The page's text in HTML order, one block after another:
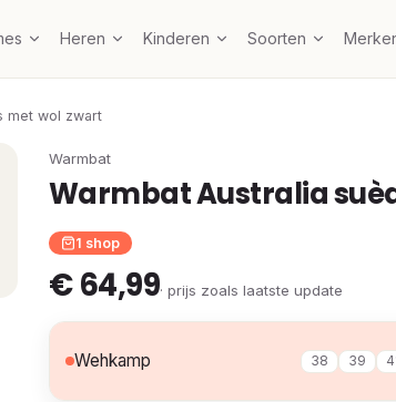
Heren Kinderen Soorten
met wol zwart
Warmbat
Warmbat Australia
1 shop
€ 64,99· prijs zoals laatste update
Wehkamp 38 39